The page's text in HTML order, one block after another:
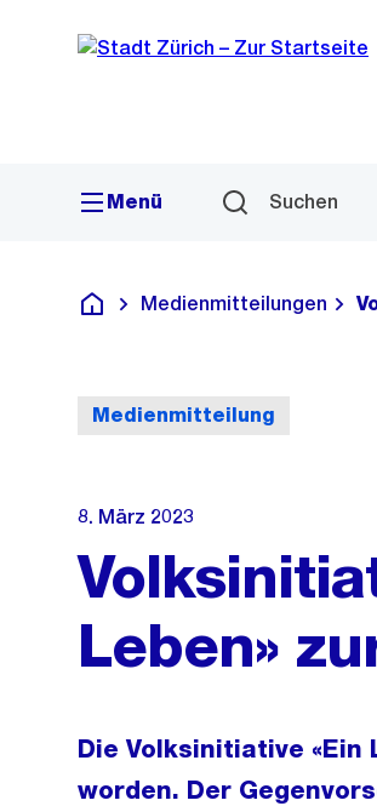
Navigation
Sprunglink
Menü Suchen
Deutsch
Medienmitteilungen
Medienmitteilung
8. März 2023
Leben»
Die Volksinitiative «Ein
worden. Der